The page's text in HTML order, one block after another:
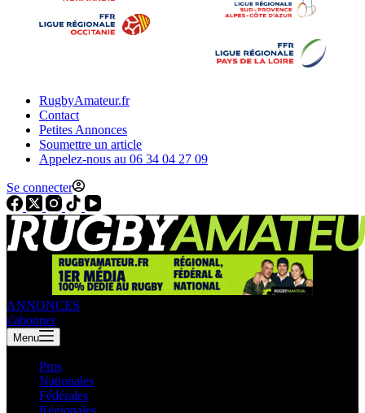
RugbyAmateur.fr
Contact
Petites Annonces
Soumettre un article
Appelez-nous au 06 34 04 27 09
Se connecter
ANNONCES
s'abonner
Menu
Pros
Nationales
Fédérales